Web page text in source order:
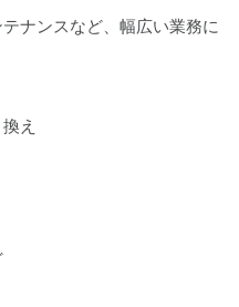
ナンスなど、幅広い業務に
え